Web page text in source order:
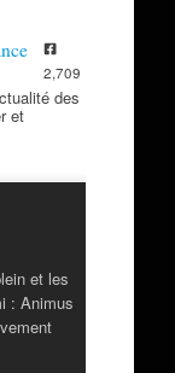
2,709
des
et
et les
: Animus